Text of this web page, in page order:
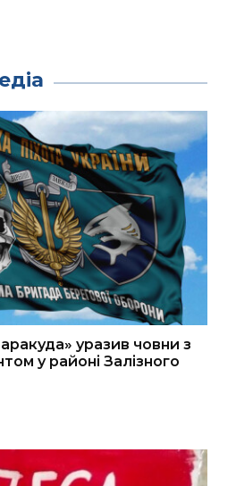
уразив човни з
у районі Залізного